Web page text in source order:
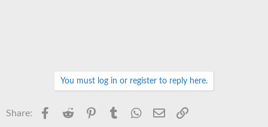
You must log in or register to reply here.
Share: Facebook
Reddit PinterestTumblr WhatsApp
Email